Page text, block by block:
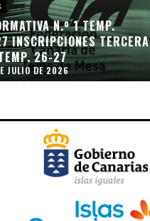
N.º 1 TEMP.
TERCERA
26-27
JULIO DE 2026